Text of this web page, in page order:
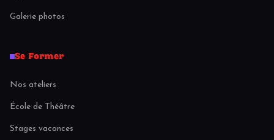
Galerie photos
Se Former
Nos ateliers
École de Théâtre
Stages vacances